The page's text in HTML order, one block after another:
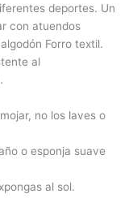
deportes. Un
con atuendos
Forro textil.
al
no los laves o
o esponja suave
al sol.